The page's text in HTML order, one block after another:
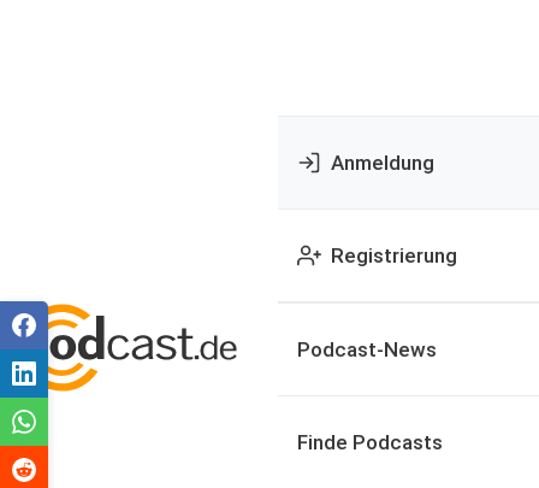
Anmeldung
Registrierung
Podcast-News
Finde Podcasts